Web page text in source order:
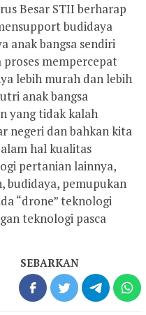
Besar STII berharap
budidaya
anak bangsa sendiri
mempercepat
lebih murah dan lebih
anak bangsa
yang tidak kalah
negeri dan bahkan kita
hal kualitas
pertanian lainnya,
budidaya, pemupukan
“drone” teknologi
teknologi pasca
SEBARKAN